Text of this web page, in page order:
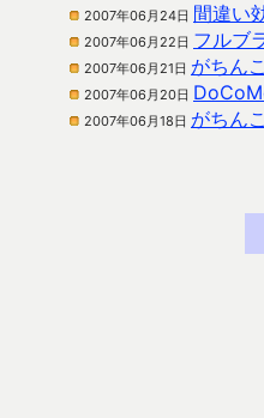
2007年06月24日 間違い
2007年06月22日 フルブ
2007年06月21日 がちん
2007年06月20日
2007年06月18日 がちん